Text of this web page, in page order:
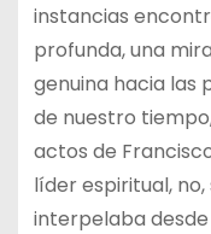
instancias
profunda, una
genuina hacia las
de nuestro
actos de
líder espiritual,
interpelaba